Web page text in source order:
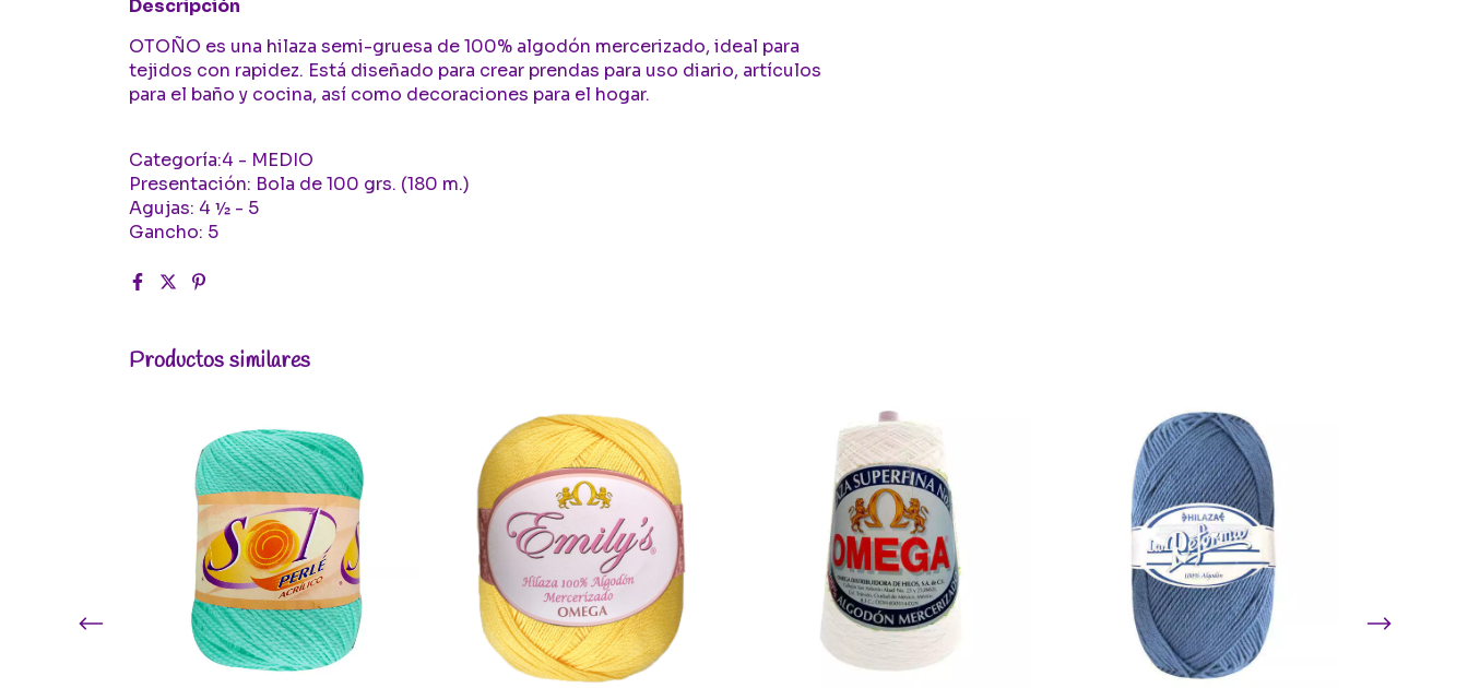
Descripción
OTOÑO es una hilaza semi-gruesa de 100% algodón mercerizado, ideal para
tejidos con rapidez. Está diseñado para crear prendas para uso diario, artículos
para el baño y cocina, así­ como decoraciones para el hogar.
Categoría:4 - MEDIO
Presentación: Bola de 100 grs. (180 m.)
Agujas: 4 ½ - 5
Gancho: 5
Productos similares